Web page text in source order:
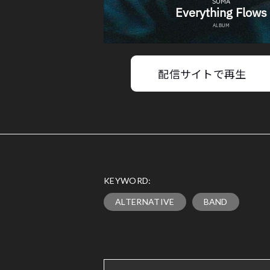
配信サイトで再生
KEYWORD:
ALTERNATIVE BAND